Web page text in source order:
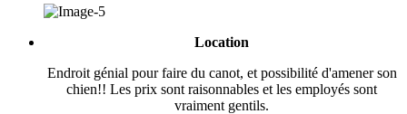
Location
Endroit génial pour faire du canot, et possibilité d'amener son
chien!! Les prix sont raisonnables et les employés sont
vraiment gentils.